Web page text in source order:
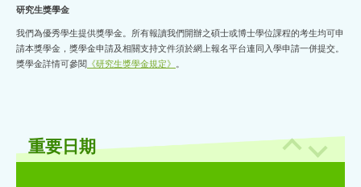
研究生獎學金
我們為優秀學生提供獎學金。所有報讀我們開辦之碩士或博士學位課程的考生均可申
請本獎學金，獎學金申請及相關支持文件須於網上報名平台連同入學申請一併提交。
獎學金詳情可參閱 《研究生獎學金規定》
重要日期